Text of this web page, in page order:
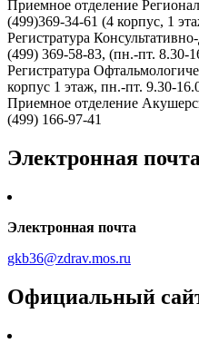
Приемное отделение
(499)369-34-61 (4 корпус, 1
Регистратура
(499) 369-58-83, (пн.-пт. 8.30-
Регистратура
корпус 1 этаж, пн.-пт. 9.30-
Приемное отделение
(499) 166-97-41
Электронная почта
Электронная почта
gkb36@zdrav.mos.ru
Официальный